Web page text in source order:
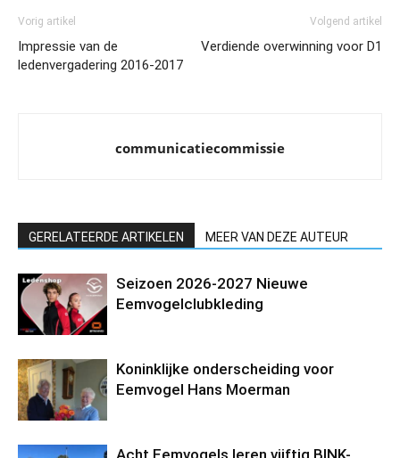
Vorig artikel
Impressie van de
ledenvergadering 2016-2017
Volgend artikel
Verdiende overwinning voor D1
communicatiecommissie
GERELATEERDE ARTIKELEN MEER VAN DEZE AUTEUR
Seizoen 2026-2027 Nieuwe
Eemvogelclubkleding
Koninklijke onderscheiding voor
Eemvogel Hans Moerman
Acht Eemvogels leren vijftig BINK-